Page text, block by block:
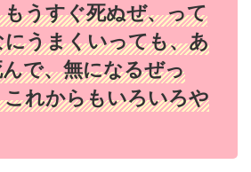
うすぐ死ぬぜ、って
うまくいっても、あ
で、無になるぜっ
れからもいろいろや